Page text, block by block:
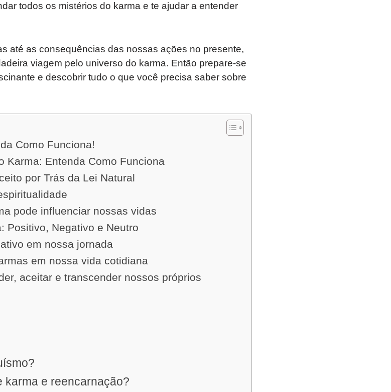
todos os mistérios do karma e te ajudar a entender
até as consequências das nossas ações no presente,
viagem pelo universo do karma. Então prepare-se
e descobrir tudo o que você precisa saber sobre
Como Funciona!
Karma: Entenda Como Funciona
por Trás da Lei Natural
pode influenciar nossas vidas
Positivo, Negativo e Neutro
em nossa jornada
em nossa vida cotidiana
aceitar e transcender nossos próprios
karma e reencarnação?